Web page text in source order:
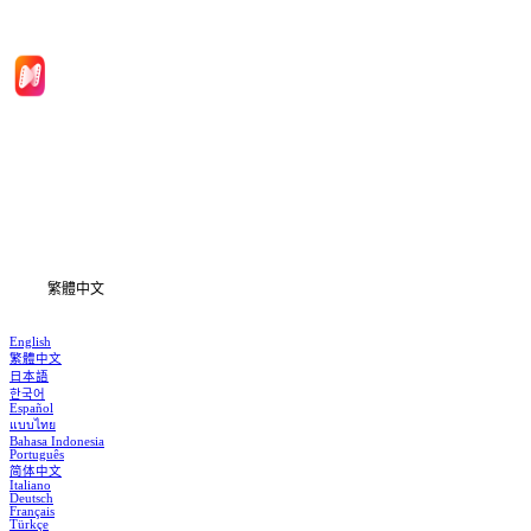
繁體中文
English
繁體中文
日本語
한국어
Español
แบบไทย
Bahasa Indonesia
Português
简体中文
Italiano
Deutsch
Français
Türkçe